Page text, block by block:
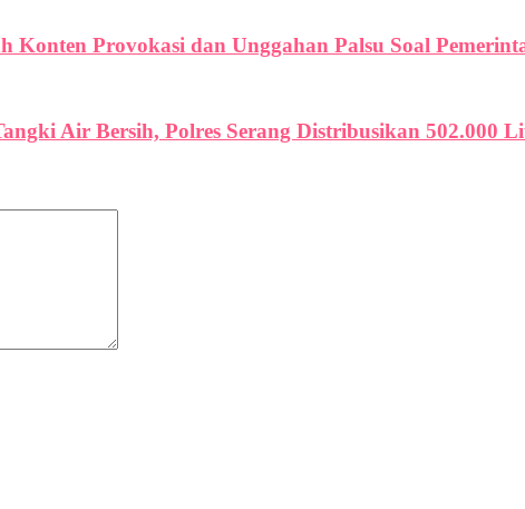
Konten Provokasi dan Unggahan Palsu Soal
Air Bersih, Polres Serang Distribusikan 502.000